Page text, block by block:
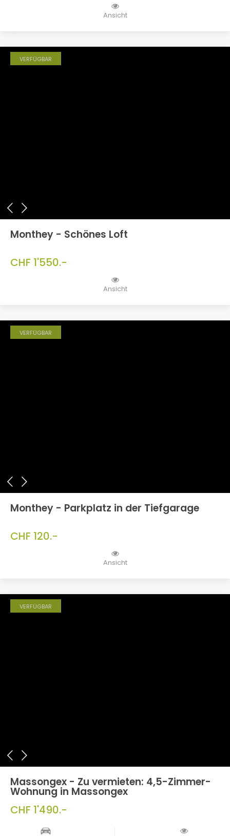
Ansicht
VERFÜGBAR
Monthey - Schönes Loft
CHF 1'550.-
Ansicht
VERFÜGBAR
Monthey - Parkplatz in der Tiefgarage
CHF 120.-
Ansicht
VERFÜGBAR
Massongex - Zu vermieten: 4,5-Zimmer-
Wohnung in Massongex
CHF 1'490.-